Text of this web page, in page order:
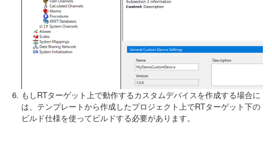
もしRTターゲット上で動作するカスタムデバイスを作成する場合に
は、テンプレートから作成したプロジェクト上でRTターゲット下の
ビルド仕様を使ってビルドする必要があります。